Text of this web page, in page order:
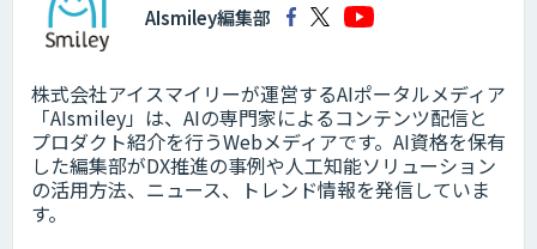
AIsmiley編集部
株式会社アイスマイリーが運営するAIポータルメディア
「AIsmiley」は、AIの専門家によるコンテンツ配信と
プロダクト紹介を行うWebメディアです。AI資格を保有
した編集部がDX推進の事例や人工知能ソリューション
の活用方法、ニュース、トレンド情報を発信していま
す。